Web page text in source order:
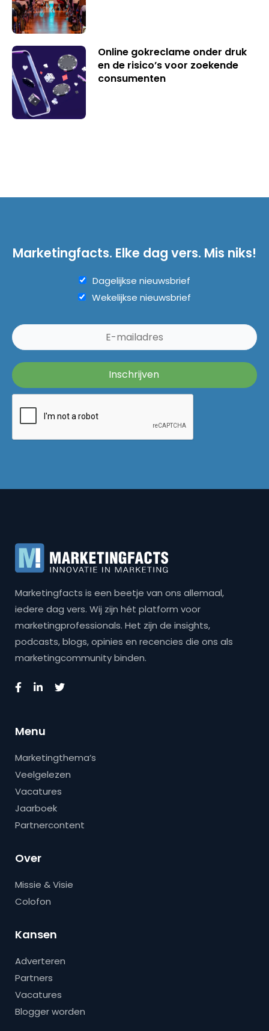
Online gokreclame onder druk
en de risico’s voor zoekende
consumenten
Marketingfacts. Elke dag vers. Mis niks!
Dagelijkse nieuwsbrief
Wekelijkse nieuwsbrief
Marketingfacts is een beetje van ons allemaal,
iedere dag vers. Wij zijn hét platform voor
marketingprofessionals. Het zijn de insights,
podcasts, blogs, opinies en recencies die ons als
marketingcommunity binden.
Menu
Marketingthema’s
Veelgelezen
Vacatures
Jaarboek
Partnercontent
Over
Missie & Visie
Colofon
Kansen
Adverteren
Partners
Vacatures
Blogger worden